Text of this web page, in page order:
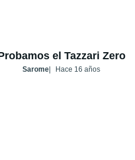
el Tazzari Zero
Sarome Hace 16 años